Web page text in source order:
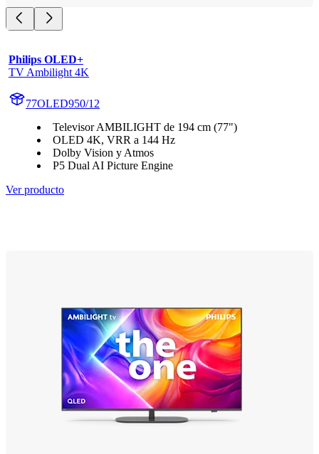
Philips OLED+
TV Ambilight 4K
77OLED950/12
Televisor AMBILIGHT de 194 cm (77")
OLED 4K, VRR a 144 Hz
Dolby Vision y Atmos
P5 Dual AI Picture Engine
Ver producto